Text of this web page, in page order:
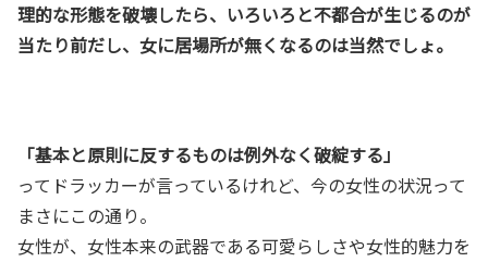
理的な形態を破壊したら、いろいろと不都合が生じるのが
当たり前だし、女に居場所が無くなるのは当然でしょ。
「基本と原則に反するものは例外なく破綻する」
ってドラッカーが言っているけれど、今の女性の状況って
まさにこの通り。
女性が、女性本来の武器である可愛らしさや女性的魅力を